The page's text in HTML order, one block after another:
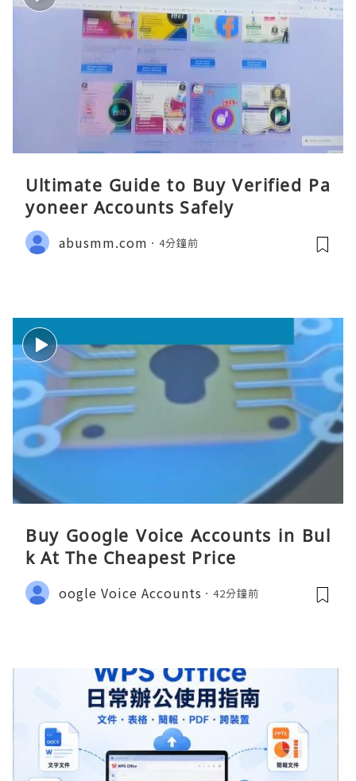
Ultimate Guide to Buy Verified Pa
yoneer Accounts Safely
abusmm.com 4分鐘前
Buy Google Voice Accounts in Bul
k At The Cheapest Price
oogle Voice Accounts 42分鐘前